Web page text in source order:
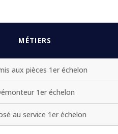
MÉTIERS
aux pièces 1er échelon
1er échelon
au service 1er échelon